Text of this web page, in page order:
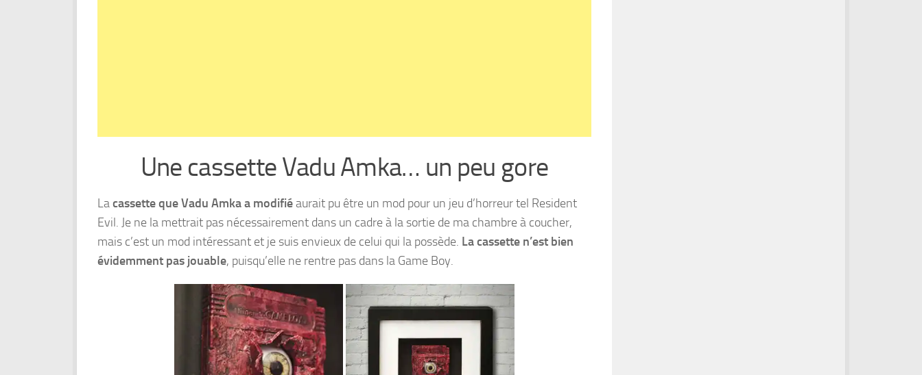
Une cassette Vadu Amka… un peu gore
Lacassette que Vadu Amka a modifiéaurait pu être un mod pour un jeu d’horreur tel Resident
Evil. Je ne la mettrait pas nécessairement dans un cadre à la sortie de ma chambre à coucher,
mais c’est un mod intéressant et je suis envieux de celui qui la possède. La cassette n’est bien
évidemment pas jouable, puisqu’elle ne rentre pas dans la Game Boy.